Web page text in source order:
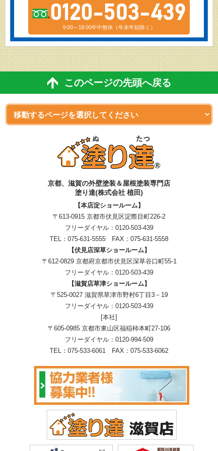
0120-503-439
9:00～18:00年中無休（年末年始除く）
このページの先頭へ戻る
京都、滋賀の外壁塗装＆屋根塗装専門店
塗り達(株式会社 植田)
【本店淀ショールーム】
〒613-0915 京都市伏見区淀際目町226-2
フリーダイヤル： 0120-503-439
TEL： 075-631-5555 FAX：075-631-5558
【伏見店深草ショールーム】
〒612-0829 京都府京都市伏見区深草谷口町55-1
フリーダイヤル： 0120-503-439
【滋賀店草津ショールーム】
〒525-0027 滋賀県草津市野村6丁目3－19
フリーダイヤル： 0120-503-439
[本社]
〒605-0985 京都市東山区福稲柿本町27-106
フリーダイヤル： 0120-994-509
TEL： 075-533-6061 FAX：075-533-6062